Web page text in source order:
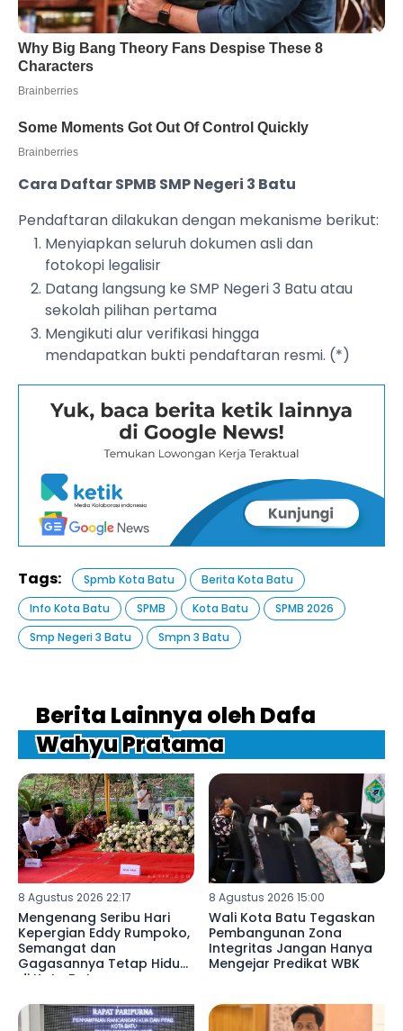
Cara Daftar SPMB SMP Negeri 3 Batu
Pendaftaran dilakukan dengan mekanisme berikut:
Menyiapkan seluruh dokumen asli dan
fotokopi legalisir
Datang langsung ke SMP Negeri 3 Batu atau
sekolah pilihan pertama
Mengikuti alur verifikasi hingga
mendapatkan bukti pendaftaran resmi. (*)
Tags: Spmb Kota Batu
Berita Kota Batu
Info Kota Batu
SPMB Kota Batu
SPMB 2026
Smp Negeri 3 Batu
Smpn 3 Batu
Berita Lainnya oleh Dafa
Wahyu Pratama
8 Agustus 2026 22:17
Mengenang Seribu Hari
Kepergian Eddy Rumpoko,
Semangat dan
Gagasannya Tetap Hidup
di Kota Batu
8 Agustus 2026 15:00
Wali Kota Batu Tegaskan
Pembangunan Zona
Integritas Jangan Hanya
Mengejar Predikat WBK